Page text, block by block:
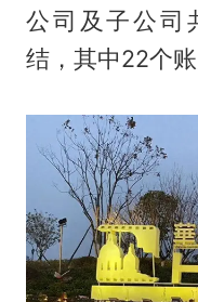
公司及子公司
结，其中22个